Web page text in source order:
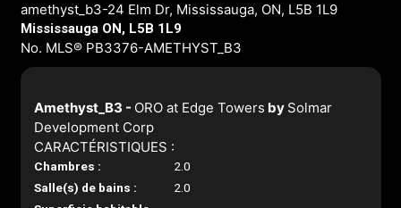
amethyst_b3-24 Elm Dr, Mississauga, ON, L5B 1L9
Mississauga ON, L5B 1L9
No. MLS® PB3376-AMETHYST_B3
Amethyst_B3 - ORO at Edge Towers by Solmar
Development Corp
CARACTÉRISTIQUES :
Chambres :
2.0
Salle(s) de bains :
2.0